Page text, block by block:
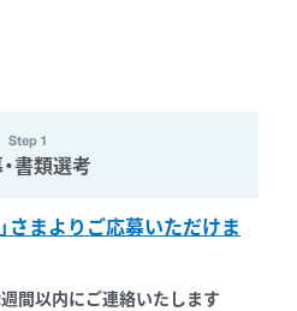
Step1
書類選考
さまよりご応募いただけま
間以内にご連絡いたします